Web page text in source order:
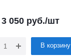
3 050руб./шт
В корзину